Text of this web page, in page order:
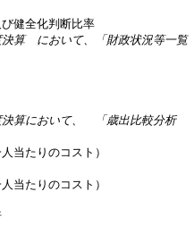
健全化判断比率
算 において、「財政状況等一覧
算において、 「歳出比較分析
当たりのコスト）
当たりのコスト）